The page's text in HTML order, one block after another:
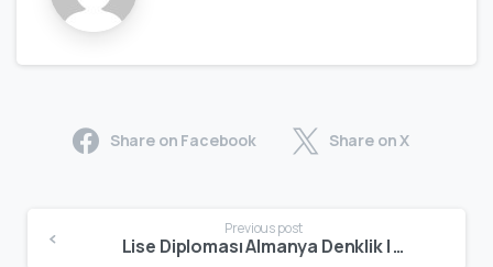
Share on Facebook Share on X
Previous post
Lise Diploması Almanya Denklik | Abitur, Studienkolleg ve Ausbildung Yolu